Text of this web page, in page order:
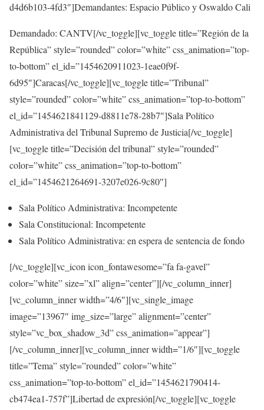
d4d6b103-4fd3″]Demandantes: Espacio Público y Oswaldo Cali
Demandado: CANTV[/vc_toggle][vc_toggle title=”Región de la
República” style=”rounded” color=”white” css_animation=”top-
to-bottom” el_id=”1454620911023-1eae0f9f-
6d95″]Caracas[/vc_toggle][vc_toggle title=”Tribunal”
style=”rounded” color=”white” css_animation=”top-to-bottom”
el_id=”1454621841129-d8811e78-28b7″]Sala Político
Administrativa del Tribunal Supremo de Justicia[/vc_toggle]
[vc_toggle title=”Decisión del tribunal” style=”rounded”
color=”white” css_animation=”top-to-bottom”
el_id=”1454621264691-3207e026-9c80″]
Sala Político Administrativa: Incompetente
Sala Constitucional: Incompetente
Sala Político Administrativa: en espera de sentencia de fondo
[/vc_toggle][vc_icon icon_fontawesome=”fa fa-gavel”
color=”white” size=”xl” align=”center”][/vc_column_inner]
[vc_column_inner width=”4/6″][vc_single_image
image=”13967″ img_size=”large” alignment=”center”
style=”vc_box_shadow_3d” css_animation=”appear”]
[/vc_column_inner][vc_column_inner width=”1/6″][vc_toggle
title=”Tema” style=”rounded” color=”white”
css_animation=”top-to-bottom” el_id=”1454621790414-
cb474ea1-757f”]Libertad de expresión[/vc_toggle][vc_toggle